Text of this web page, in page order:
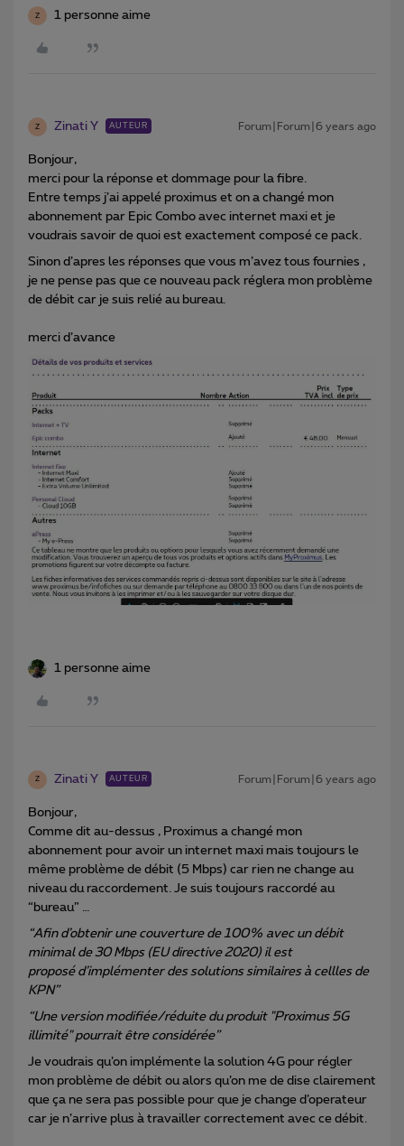
Z 1 personne aime
Z Zinati Y AUTEUR Forum|Forum|6 years ago
Bonjour,
merci pour la réponse et dommage pour la fibre.
Entre temps j’ai appelé proximus et on a changé mon
abonnement par Epic Combo avec internet maxi et je
voudrais savoir de quoi est exactement composé ce pack.
Sinon d’apres les réponses que vous m’avez tous fournies ,
je ne pense pas que ce nouveau pack réglera mon problème
de débit car je suis relié au bureau.
merci d’avance
1 personne aime
Z Zinati Y AUTEUR Forum|Forum|6 years ago
Bonjour,
Comme dit au-dessus , Proximus a changé mon
abonnement pour avoir un internet maxi mais toujours le
même problème de débit (5 Mbps) car rien ne change au
niveau du raccordement. Je suis toujours raccordé au
“bureau” …
“Afin d’obtenir une couverture de 100% avec un débit
minimal de 30 Mbps (EU directive 2020) il est
proposé d’implémenter des solutions similaires à cellles de
KPN”
“Une version modifiée/réduite du produit "Proximus 5G
illimité" pourrait être considérée”
Je voudrais qu’on implémente la solution 4G pour régler
mon problème de débit ou alors qu’on me de dise clairement
que ça ne sera pas possible pour que je change d’operateur
car je n’arrive plus à travailler correctement avec ce débit.